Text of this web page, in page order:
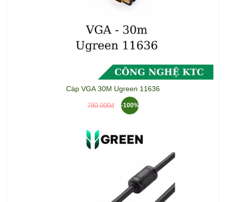
Cáp VGA 30M Ugreen 11636
780.000đ -100%